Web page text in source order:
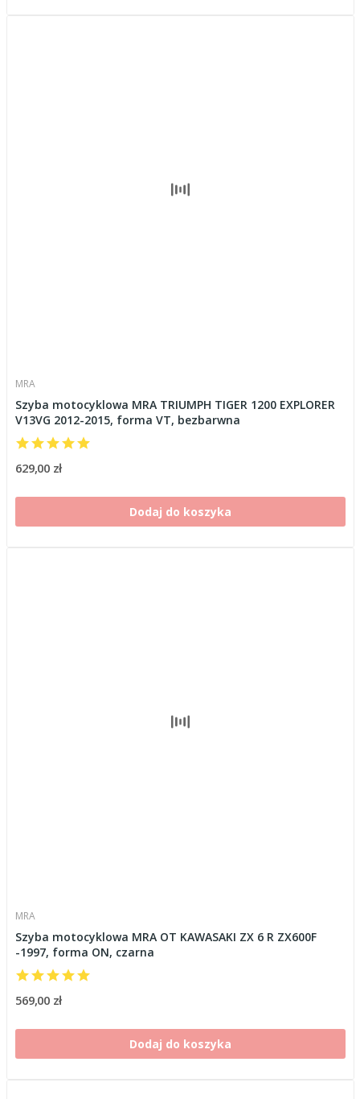
MRA
Szyba motocyklowa MRA TRIUMPH TIGER 1200 EXPLORER
V13VG 2012-2015, forma VT, bezbarwna
629,00 zł
Dodaj do koszyka
MRA
Szyba motocyklowa MRA OT KAWASAKI ZX 6 R ZX600F
-1997, forma ON, czarna
569,00 zł
Dodaj do koszyka